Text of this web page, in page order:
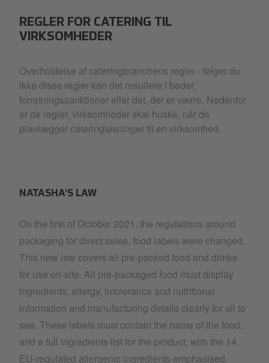
REGLER FOR CATERING TIL
VIRKSOMHEDER
Overholdelse af cateringbranchens regler - følger du
ikke disse regler kan det resultere i bøder,
forretningssanktioner eller det, der er værre. Nedenfor
er de regler, virksomheder skal huske, når de
planlægger cateringløsninger til en virksomhed.
NATASHA’S LAW
On the first of October 2021, the regulations around
packaging for direct sales, food labels were changed.
This new law covers all pre-packed food and drinks
for use on-site. All pre-packaged food must display
ingredients, allergy, intolerance and nutritional
information and manufacturing details clearly for all to
see. These labels must contain the name of the food,
and a full ingredients list for the product, with the 14
EU-regulated allergenic ingredients emphasised.